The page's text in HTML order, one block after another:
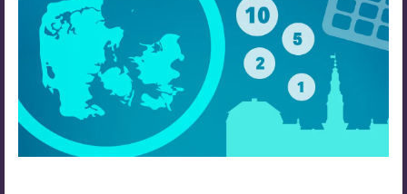
Digitalisering
International økonomi
Arbejdsmiljø
Arbejdsmarkedet